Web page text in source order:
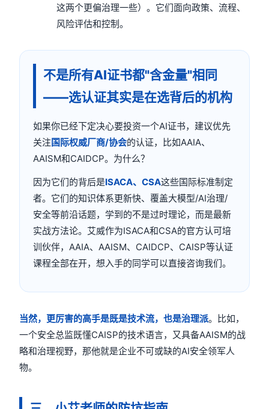
这两个更偏治理一些）。它们面向政策、流程、
风险评估和控制。
不是所有AI证书都"含金量"相同
——选认证其实是在选背后的机构
如果你已经下定决心要投资一个AI证书，建议优先
关注国际权威厂商/协会的认证，比如AAIA、
AAISM和CAIDCP。为什么？
因为它们的背后是ISACA、CSA这些国际标准制定
者。它们的知识体系更新快、覆盖大模型/AI治理/
安全等前沿话题，学到的不是过时理论，而是最新
实战方法论。艾威作为ISACA和CSA的官方认可培
训伙伴，AAIA、AAISM、CAIDCP、CAISP等认证
课程全部在开，想入手的同学可以直接咨询我们。
当然，更厉害的高手是既是技术流，也是治理派。比如，
一个安全总监既懂CAISP的技术语言，又具备AAISM的战
略和治理视野，那他就是企业不可或缺的AI安全领军人
物。